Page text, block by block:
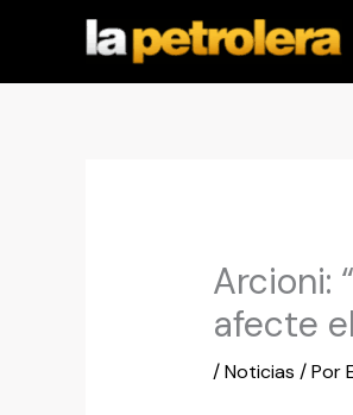
contenido
Arcioni:
afecte
/Noticias / Por